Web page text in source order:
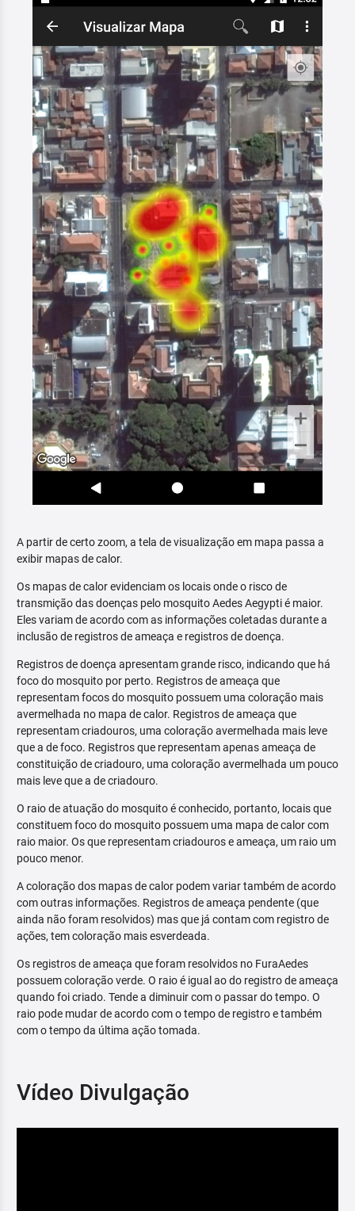
A partir de certo zoom, a tela de visualização em mapa passa a
exibir mapas de calor.
Os mapas de calor evidenciam os locais onde o risco de
transmição das doenças pelo mosquito Aedes Aegypti é maior.
Eles variam de acordo com as informações coletadas durante a
inclusão de registros de ameaça e registros de doença.
Registros de doença apresentam grande risco, indicando que há
foco do mosquito por perto. Registros de ameaça que
representam focos do mosquito possuem uma coloração mais
avermelhada no mapa de calor. Registros de ameaça que
representam criadouros, uma coloração avermelhada mais leve
que a de foco. Registros que representam apenas ameaça de
constituição de criadouro, uma coloração avermelhada um pouco
mais leve que a de criadouro.
O raio de atuação do mosquito é conhecido, portanto, locais que
constituem foco do mosquito possuem uma mapa de calor com
raio maior. Os que representam criadouros e ameaça, um raio um
pouco menor.
A coloração dos mapas de calor podem variar também de acordo
com outras informações. Registros de ameaça pendente (que
ainda não foram resolvidos) mas que já contam com registro de
ações, tem coloração mais esverdeada.
Os registros de ameaça que foram resolvidos no FuraAedes
possuem coloração verde. O raio é igual ao do registro de ameaça
quando foi criado. Tende a diminuir com o passar do tempo. O
raio pode mudar de acordo com o tempo de registro e também
com o tempo da última ação tomada.
Vídeo Divulgação